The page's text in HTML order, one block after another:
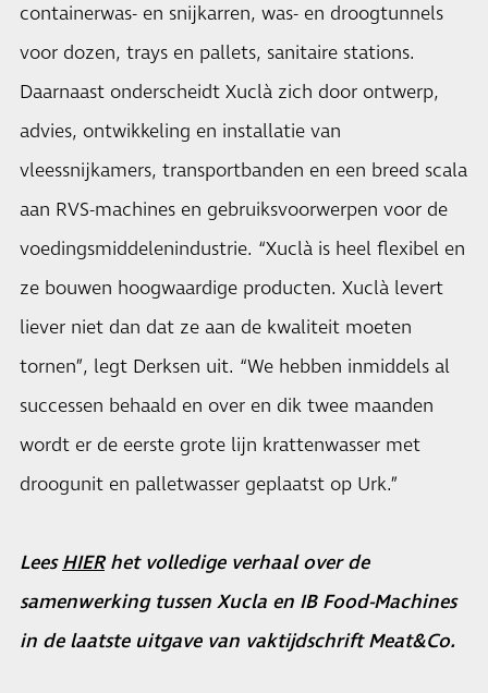
containerwas- en snijkarren, was- en droogtunnels
voor dozen, trays en pallets, sanitaire stations.
Daarnaast onderscheidt Xuclà zich door ontwerp,
advies, ontwikkeling en installatie van
vleessnijkamers, transportbanden en een breed scala
aan RVS-machines en gebruiksvoorwerpen voor de
voedingsmiddelenindustrie. “Xuclà is heel flexibel en
ze bouwen hoogwaardige producten. Xuclà levert
liever niet dan dat ze aan de kwaliteit moeten
tornen”, legt Derksen uit. “We hebben inmiddels al
successen behaald en over en dik twee maanden
wordt er de eerste grote lijn krattenwasser met
droogunit en palletwasser geplaatst op Urk.”
LeesHIERhet volledige verhaal over de
samenwerking tussen Xucla en IB Food-Machines
in de laatste uitgave van vaktijdschrift Meat&Co.